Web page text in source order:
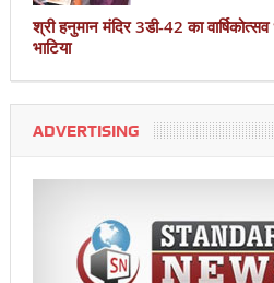
श्री हनुमान मंदिर 3डी-42 का
भाटिया
ADVERTISING